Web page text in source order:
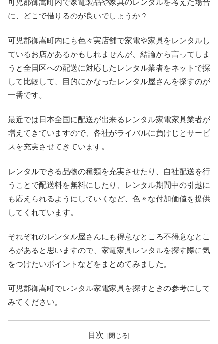
可児郡御嵩町内で家電製品や家具のレンタルを考えた場合
に、どこで借りるのが良いでしょうか？
可児郡御嵩町内にも色々実店舗で家電や家具をレンタルし
ているお店があるかもしれませんが、結論から言ってしま
うと全国区への配送に対応したレンタル業者をネットで探
して比較して、目的にかなったレンタル屋さんを探すのが
一番です。
最近では日本全国に配送が出来るレンタル家電家具業者が
増えてきていますので、各社がライバルに負けじとサービ
スを充実させてきています。
レンタルできる品物の種類を充実させたり、自社配送を行
うことで配送料を無料にしたり、レンタル期間中の引越に
も応えられるようにしていくなど、色々な付加価値を提供
してくれています。
それぞれのレンタル屋さんにも得意なところ不得意なとこ
ろがあると思いますので、家電家具レンタルを探す際に気
をつけたいポイントなどをまとめてみました。
可児郡御嵩町でレンタル家電家具を探すときの参考にして
みてください。
目次